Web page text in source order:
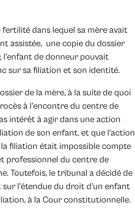
dans lequel sa mère avait
assistée, une copie du dossier
l'enfant de donneur pouvait
sur sa filiation et son identité.
de la mère, à la suite de quoi
à l’encontre du centre de
intérêt à agir dans une action
de son enfant, et que l'action
filiation était impossible compte
professionnel du centre de
Toutefois, le tribunal a décidé de
l'étendue du droit d'un enfant
à la Cour constitutionnelle.